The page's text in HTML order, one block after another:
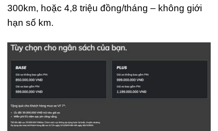
300km, hoặc 4,8 triệu đồng/tháng – không giới
hạn số km.